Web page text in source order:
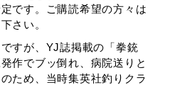
です。ご購読希望の方々は
さい。
すが、YJ誌掲載の「拳銃
作でブッ倒れ、病院送りと
ため、当時集英社釣りクラ